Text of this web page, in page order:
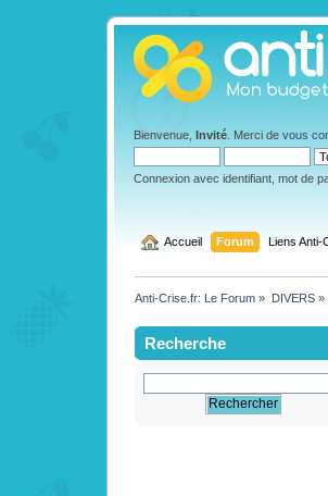
Bienvenue, Invité . Merci de vous
Connexion avec identifiant, mot de
Accueil Forum Liens Anti-
Anti-Crise.fr: Le Forum » DIVERS»
Recherche